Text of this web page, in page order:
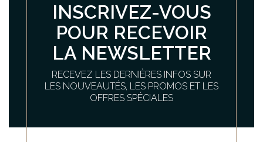
INSCRIVEZ-VOUS
POUR RECEVOIR
LA NEWSLETTER
RECEVEZ LES DERNIÈRES INFOS SUR
LES NOUVEAUTÉS, LES PROMOS ET LES
OFFRES SPÉCIALES